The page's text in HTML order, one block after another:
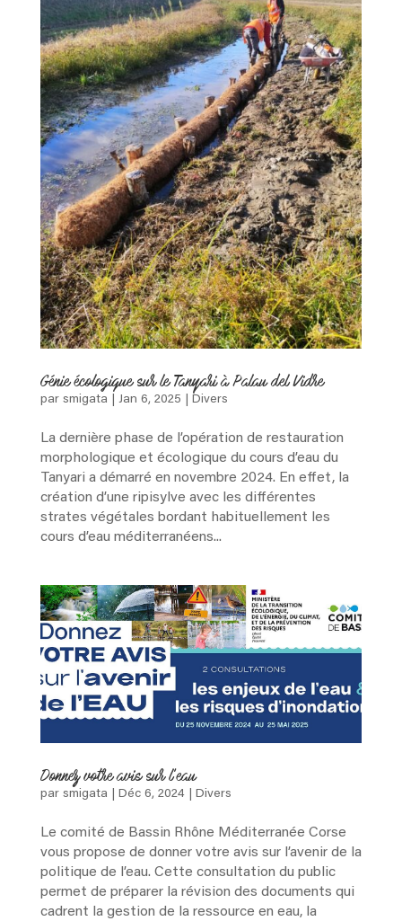
Génie écologique sur le Tanyari à Palau del Vidre
par smigata Jan 6, 2025 Divers
La dernière phase de l’opération de restauration
morphologique et écologique du cours d’eau du
Tanyari a démarré en novembre 2024. En effet, la
création d’une ripisylve avec les différentes
strates végétales bordant habituellement les
cours d’eau méditerranéens...
Donnez votre avis sur l’eau
par smigata Déc 6, 2024| Divers
Le comité de Bassin Rhône Méditerranée Corse
vous propose de donner votre avis sur l’avenir de la
politique de l’eau. Cette consultation du public
permet de préparer la révision des documents qui
cadrent la gestion de la ressource en eau, la